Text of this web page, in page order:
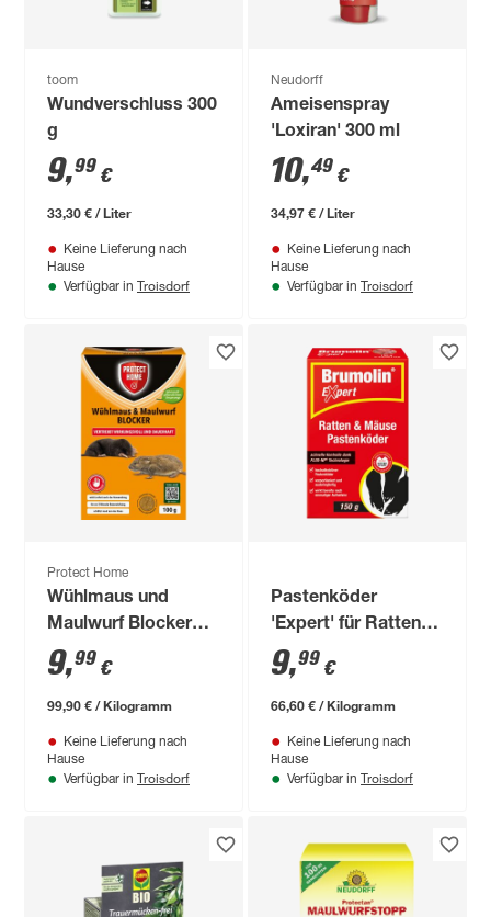
toom
Wundverschluss 300
g
9,99 €
33,30 € / Liter
Keine Lieferung nach
Hause
Verfügbar in Troisdorf
Neudorff
Ameisenspray
'Loxiran' 300 ml
10,49 €
34,97 € / Liter
Keine Lieferung nach
Hause
Verfügbar in Troisdorf
Protect Home
Wühlmaus und
Maulwurf Blocker
100 g
9,99 €
99,90 € / Kilogramm
Keine Lieferung nach
Hause
Verfügbar in Troisdorf
Pastenköder
'Expert' für Ratten
und Mäuse 150 g
9,99 €
66,60 € / Kilogramm
Keine Lieferung nach
Hause
Verfügbar in Troisdorf